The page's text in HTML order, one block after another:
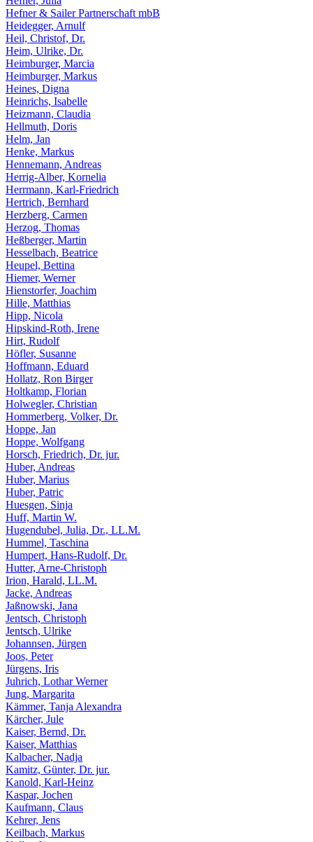
Hefner & Sailer Partnerschaft mbB
Heidegger, Arnulf
Heil, Christof, Dr.
Heim, Ulrike, Dr.
Heimburger, Marcia
Heimburger, Markus
Heines, Digna
Heinrichs, Isabelle
Heizmann, Claudia
Hellmuth, Doris
Helm, Jan
Henke, Markus
Hennemann, Andreas
Herrig-Alber, Kornelia
Herrmann, Karl-Friedrich
Hertrich, Bernhard
Herzberg, Carmen
Herzog, Thomas
Heßberger, Martin
Hesselbach, Beatrice
Heupel, Bettina
Hiemer, Werner
Hienstorfer, Joachim
Hille, Matthias
Hipp, Nicola
Hipskind-Roth, Irene
Hirt, Rudolf
Höfler, Susanne
Hoffmann, Eduard
Hollatz, Ron Birger
Holtkamp, Florian
Holwegler, Christian
Hommerberg, Volker, Dr.
Hoppe, Jan
Hoppe, Wolfgang
Horsch, Friedrich, Dr. jur.
Huber, Andreas
Huber, Marius
Huber, Patric
Huesgen, Sinja
Huff, Martin W.
Hugendubel, Julia, Dr., LL.M.
Hummel, Taschina
Humpert, Hans-Rudolf, Dr.
Hutter, Arne-Christoph
Irion, Harald, LL.M.
Jacke, Andreas
Jaßnowski, Jana
Jentsch, Christoph
Jentsch, Ulrike
Johannsen, Jürgen
Joos, Peter
Jürgens, Iris
Juhrich, Lothar Werner
Jung, Margarita
Kämmer, Tanja Alexandra
Kärcher, Jule
Kaiser, Bernd, Dr.
Kaiser, Matthias
Kalbacher, Nadja
Kamitz, Günter, Dr. jur.
Kanold, Karl-Heinz
Kaspar, Jochen
Kaufmann, Claus
Kehrer, Jens
Keilbach, Markus